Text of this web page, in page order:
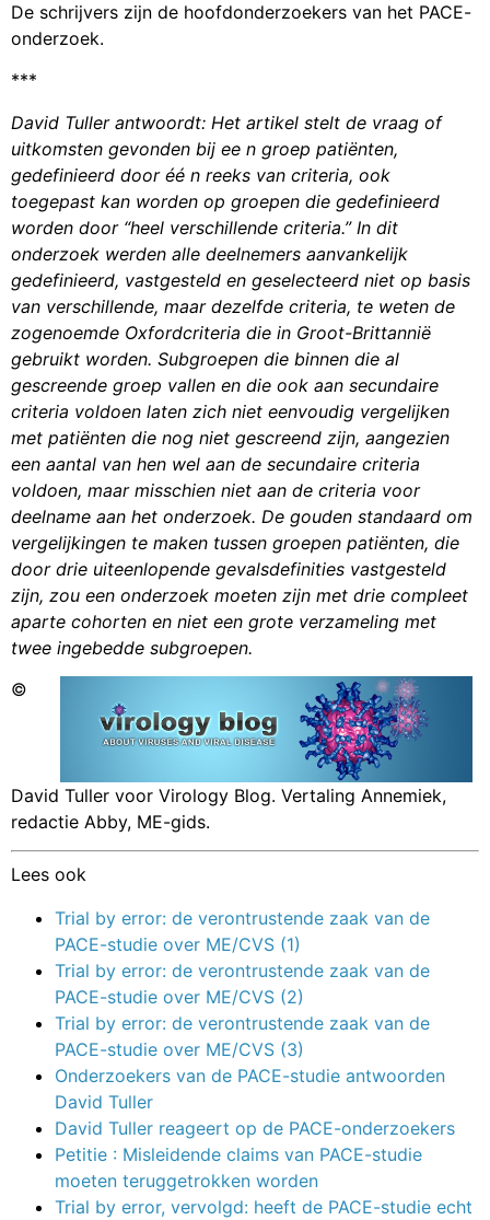
De schrijvers zijn de hoofdonderzoekers van het PACE-
onderzoek.
***
David Tuller antwoordt: Het artikel stelt de vraag of
uitkomsten gevonden bij ee n groep patiënten,
gedefinieerd door éé n reeks van criteria, ook
toegepast kan worden op groepen die gedefinieerd
worden door “heel verschillende criteria.” In dit
onderzoek werden alle deelnemers aanvankelijk
gedefinieerd, vastgesteld en geselecteerd niet op basis
van verschillende, maar dezelfde criteria, te weten de
zogenoemde Oxfordcriteria die in Groot-Brittannië
gebruikt worden. Subgroepen die binnen die al
gescreende groep vallen en die ook aan secundaire
criteria voldoen laten zich niet eenvoudig vergelijken
met patiënten die nog niet gescreend zijn, aangezien
een aantal van hen wel aan de secundaire criteria
voldoen, maar misschien niet aan de criteria voor
deelname aan het onderzoek. De gouden standaard om
vergelijkingen te maken tussen groepen patiënten, die
door drie uiteenlopende gevalsdefinities vastgesteld
zijn, zou een onderzoek moeten zijn met drie compleet
aparte cohorten en niet een grote verzameling met
twee ingebedde subgroepen.
©
David Tuller voor Virology Blog. Vertaling Annemiek,
redactie Abby, ME-gids.
Lees ook
Trial by error: de verontrustende zaak van de
PACE-studie over ME/CVS (1)
Trial by error: de verontrustende zaak van de
PACE-studie over ME/CVS (2)
Trial by error: de verontrustende zaak van de
PACE-studie over ME/CVS (3)
Onderzoekers van de PACE-studie antwoorden
David Tuller
David Tuller reageert op de PACE-onderzoekers
Petitie : Misleidende claims van PACE-studie
moeten teruggetrokken worden
Trial by error, vervolgd: heeft de PACE-studie echt